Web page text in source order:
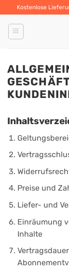
Inhalt
springen
Kostenlose
Preise und
Liefer- und
Einräumung
Inhalte